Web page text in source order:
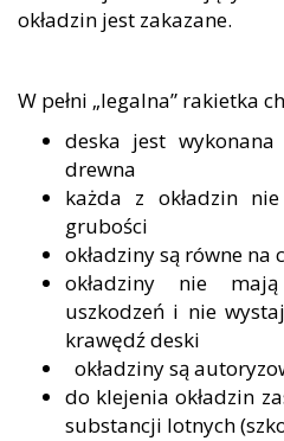
okładzin jest zakazane.
W pełni „legalna” rakietka
deska jest
drewna
każda z okładzin
grubości
okładziny są równe na
okładziny nie
uszkodzeń i nie
krawędź deski
okładziny są
do klejenia okładzin
substancji lotnych